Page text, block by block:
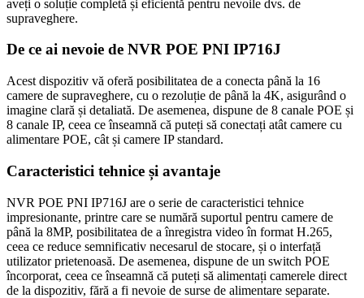
aveți o soluție completă și eficientă pentru nevoile dvs. de
supraveghere.
De ce ai nevoie de NVR POE PNI IP716J
Acest dispozitiv vă oferă posibilitatea de a conecta până la 16
camere de supraveghere, cu o rezoluție de până la 4K, asigurând o
imagine clară și detaliată. De asemenea, dispune de 8 canale POE și
8 canale IP, ceea ce înseamnă că puteți să conectați atât camere cu
alimentare POE, cât și camere IP standard.
Caracteristici tehnice și avantaje
NVR POE PNI IP716J are o serie de caracteristici tehnice
impresionante, printre care se numără suportul pentru camere de
până la 8MP, posibilitatea de a înregistra video în format H.265,
ceea ce reduce semnificativ necesarul de stocare, și o interfață
utilizator prietenoasă. De asemenea, dispune de un switch POE
încorporat, ceea ce înseamnă că puteți să alimentați camerele direct
de la dispozitiv, fără a fi nevoie de surse de alimentare separate.